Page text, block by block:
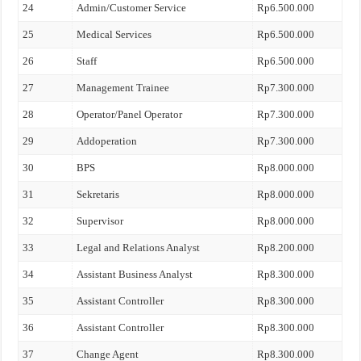
24 Admin/Customer Service Rp6.500.000
25 Medical Services Rp6.500.000
26 Staff Rp6.500.000
27 Management Trainee Rp7.300.000
28 Operator/Panel Operator Rp7.300.000
29 Addoperation Rp7.300.000
30 BPS Rp8.000.000
31 Sekretaris Rp8.000.000
32 Supervisor Rp8.000.000
33 Legal and Relations Analyst Rp8.200.000
34 Assistant Business Analyst Rp8.300.000
35 Assistant Controller Rp8.300.000
36 Assistant Controller Rp8.300.000
37 Change Agent Rp8.300.000